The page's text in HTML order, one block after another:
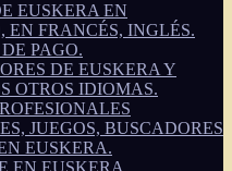
EUSKERA EN
EN FRANCÉS, INGLÉS.
PAGO.
DE EUSKERA Y
OTROS IDIOMAS.
JUEGOS, BUSCADORES
EUSKERA.